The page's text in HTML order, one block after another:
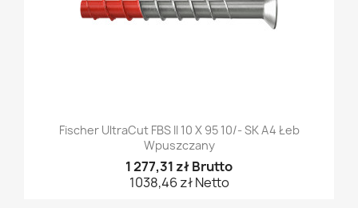
Fischer UltraCut FBS II 10 X 95 10/- SK A4 Łeb
Wpuszczany
1 277,31 zł Brutto
1038,46 zł Netto